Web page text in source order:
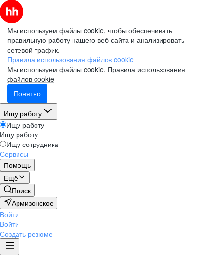
Мы используем файлы cookie, чтобы обеспечивать
правильную работу нашего веб-сайта и анализировать
сетевой трафик.
Правила использования файлов cookie
Мы используем файлы cookie. Правила использования
файлов cookie
Понятно
Ищу работу
Ищу работу
Ищу работу
Ищу сотрудника
Сервисы
Помощь
Ещё
Поиск
Армизонское
Войти
Войти
Создать резюме